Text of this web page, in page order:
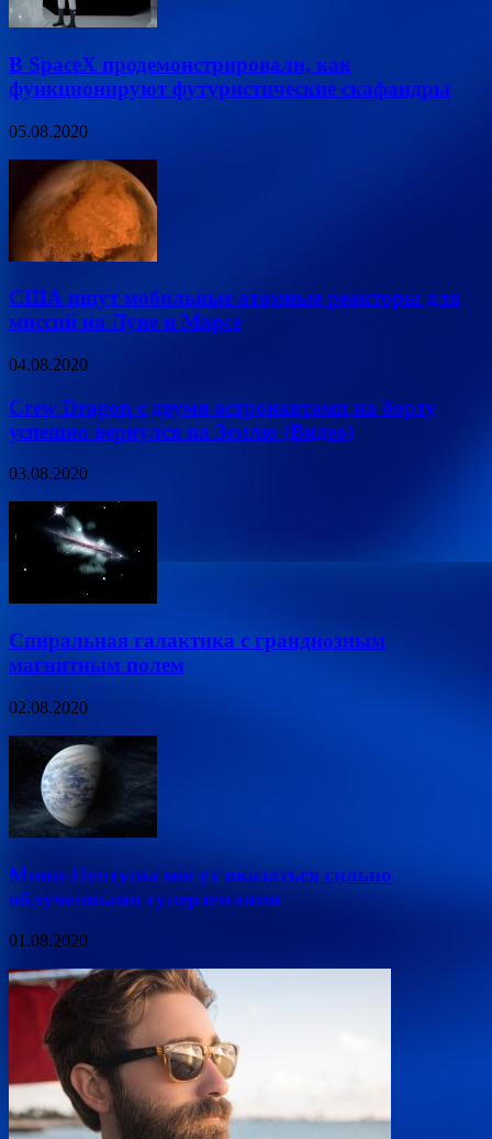
В SpaceX продемонстрировали, как
функционируют футуристические скафандры
05.08.2020
США ищут мобильные атомные реакторы для
миссий на Луне и Марсе
04.08.2020
Crew Dragon с двумя астронавтами на борту
успешно вернулся на Землю (Видео)
03.08.2020
Спиральная галактика с грандиозным
магнитным полем
02.08.2020
Мини-Нептуны могут оказаться сильно
облученными суперземлями
01.08.2020